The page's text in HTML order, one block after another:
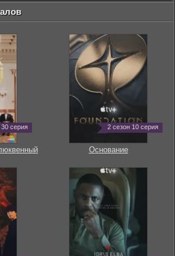
30 серия 2 сезон 10 серия
Основание